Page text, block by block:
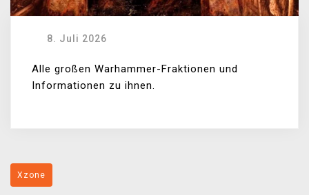
8. Juli 2026
Alle großen Warhammer-Fraktionen und
Informationen zu ihnen.
Xzone